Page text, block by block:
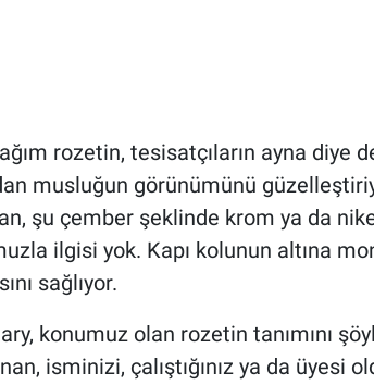
rozetin, tesisatçıların ayna diye
musluğun görünümünü
şu çember şeklinde krom ya da
ilgisi yok. Kapı kolunun altına
sağlıyor.
konumuz olan rozetin tanımını
isminizi, çalıştığınız ya da üyesi